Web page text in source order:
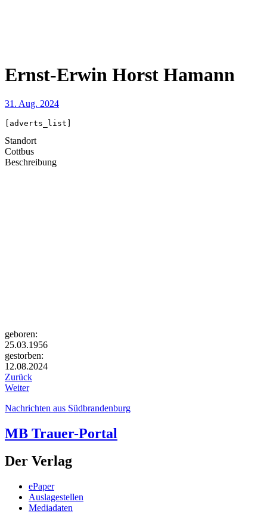
Ernst-Erwin Horst Hamann
31. Aug. 2024
[adverts_list]
Standort
Cottbus
Beschreibung
geboren:
25.03.1956
gestorben:
12.08.2024
Zurück
Weiter
Nachrichten aus Südbrandenburg
MB Trauer-Portal
Der Verlag
ePaper
Auslagestellen
Mediadaten